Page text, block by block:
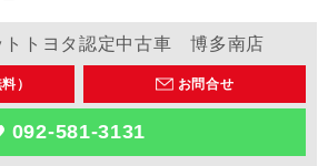
トトヨタ認定中古車 博多南店
） お問合せ
092-581-3131